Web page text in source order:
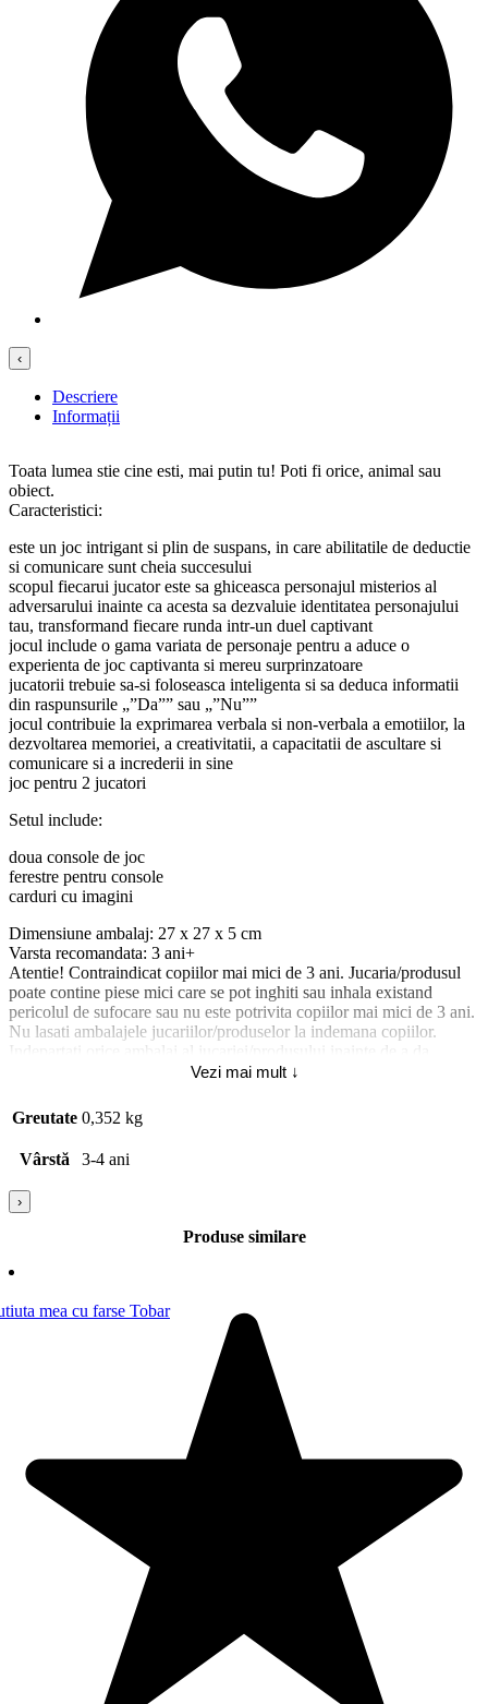
‹
Descriere
Informații
Toata lumea stie cine esti, mai putin tu! Poti fi orice, animal sau
obiect.
Caracteristici:
este un joc intrigant si plin de suspans, in care abilitatile de deductie
si comunicare sunt cheia succesului
scopul fiecarui jucator este sa ghiceasca personajul misterios al
adversarului inainte ca acesta sa dezvaluie identitatea personajului
tau, transformand fiecare runda intr-un duel captivant
jocul include o gama variata de personaje pentru a aduce o
experienta de joc captivanta si mereu surprinzatoare
jucatorii trebuie sa-si foloseasca inteligenta si sa deduca informatii
din raspunsurile „”Da”” sau „”Nu””
jocul contribuie la exprimarea verbala si non-verbala a emotiilor, la
dezvoltarea memoriei, a creativitatii, a capacitatii de ascultare si
comunicare si a increderii in sine
joc pentru 2 jucatori
Setul include:
doua console de joc
ferestre pentru console
carduri cu imagini
Dimensiune ambalaj: 27 x 27 x 5 cm
Varsta recomandata: 3 ani+
Atentie! Contraindicat copiilor mai mici de 3 ani. Jucaria/produsul
poate contine piese mici care se pot inghiti sau inhala existand
pericolul de sufocare sau nu este potrivita copiilor mai mici de 3 ani.
Nu lasati ambalajele jucariilor/produselor la indemana copiilor.
Indepartati orice ambalaj al jucariei/produsului inainte de a da
jucaria/produsul copilului. Va rugam sa supravegheati copilul in timp
pentru referinte viitoare. Pastrati jucaria/produsul departe de foc,
feriti jucaria/produsul de temperaturi ridicate si umiditate.
Material piese 6372: Plastic; Abilitati dezvoltate 7731: Atentia;
Vezi mai mult ↓
Greutate 0,352 kg
Vârstă 3-4 ani
›
Produse similare